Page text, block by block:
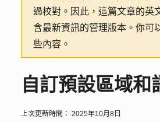
過校對。因此，這篇文章的英
含最新資訊的管理版本。你可
些內容。
自訂預設區域和
上次更新時間： 2025年10月8日